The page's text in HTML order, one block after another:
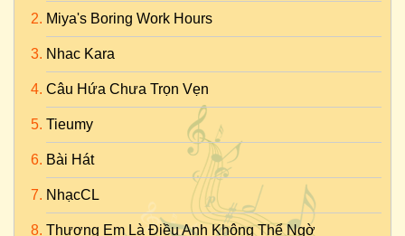
Miya's Boring Work Hours
Nhac Kara
Câu Hứa Chưa Trọn Vẹn
Tieumy
Bài Hát
NhạcCL
Thương Em Là Điều Anh Không Thể Ngờ